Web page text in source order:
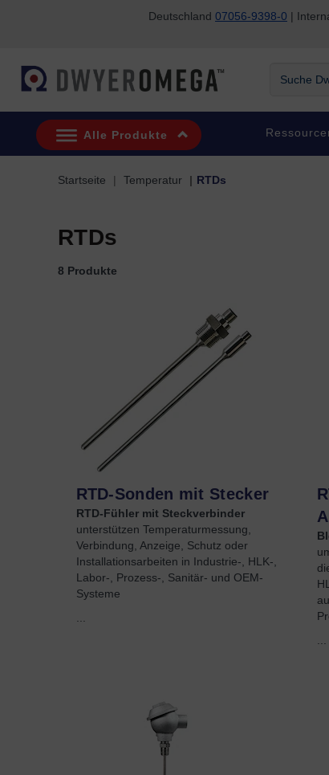
Deutschland 07056-9398-0 |
Alle Produkte
Startseite Temperatur RTDs
RTDs
8 Produkte
RTD-Sonden mit Stecker
RTD-Fühler mit Steckverbinder
unterstützen Temperaturmessung,
Verbindung, Anzeige, Schutz oder
Installationsarbeiten in Industrie-, HLK-,
Labor-, Prozess-, Sanitär- und OEM-
Systeme